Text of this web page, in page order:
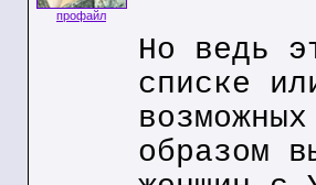
профайл
Но ведь
списке
образом